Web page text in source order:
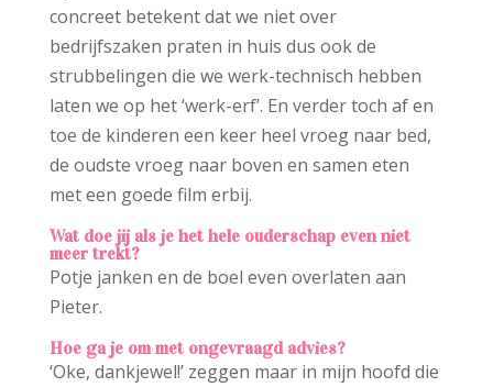
concreet betekent dat we niet over
bedrijfszaken praten in huis dus ook de
strubbelingen die we werk-technisch hebben
laten we op het ‘werk-erf’. En verder toch af en
toe de kinderen een keer heel vroeg naar bed,
de oudste vroeg naar boven en samen eten
met een goede film erbij.
Wat doe jij als je het hele ouderschap even niet
meer trekt?
Potje janken en de boel even overlaten aan
Pieter.
Hoe ga je om met ongevraagd advies?
‘Oke, dankjewel!’ zeggen maar in mijn hoofd die